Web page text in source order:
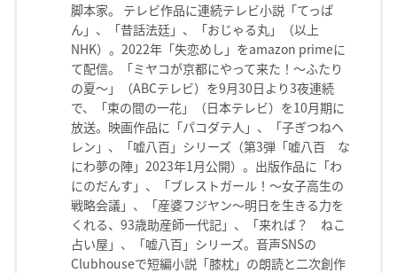
脚本家。 テレビ作品に連続テレビ小説「てっぱ
ん」、「昔話法廷」、「おじゃる丸」（以上
NHK）。2022年「失恋めし」をamazon primeに
て配信。「ミヤコが京都にやって来た！〜ふたり
の夏〜」（ABCテレビ）を9月30日より3夜連続
で、「束の間の一花」（日本テレビ）を10月期に
放送。映画作品に「パコダテ人」、「子ぎつねヘ
レン」、「嘘八百」シリーズ（第3弾「嘘八百 な
にわ夢の陣」2023年1月公開）。出版作品に「わ
にのだんす」、「ブレストガール！〜女子高生の
戦略会議」、「産婆フジヤン〜明日を生きる力を
くれる、93歳助産師一代記」、「来れば？ ねこ
占い屋」、「嘘八百」シリーズ。音声SNSの
Clubhouseで短編小説「膝枕」の朗読と二次創作